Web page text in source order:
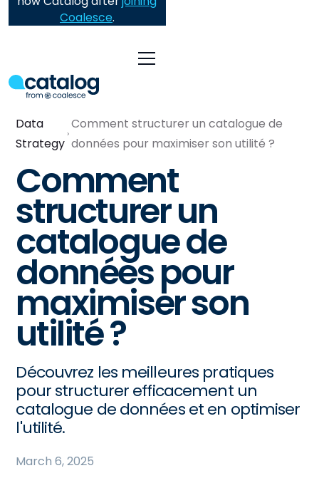
Coalesce.
Data
Strategy
Comment structurer un catalogue de
données pour maximiser son utilité ?
Comment
structurer un
catalogue de
données pour
maximiser son
utilité ?
Découvrez les meilleures pratiques
pour structurer efficacement un
catalogue de données et en optimiser
l'utilité.
March 6, 2025